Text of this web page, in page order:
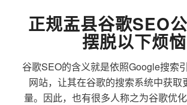
正规盂县谷歌SEO
摆脱以下烦恼
谷歌SEO的含义就是依照Google搜索
网站，让其在谷歌的搜索系统中获取
量。因此，也有很多人称之为谷歌优